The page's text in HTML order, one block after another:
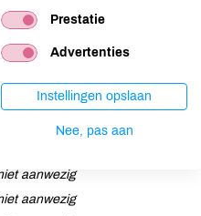
niet aanwezig
niet aanwezig
niet aanwezig
aanwezig
aanwezig
Prestatie
Advertenties
Instellingen opslaan
Nee, pas aan